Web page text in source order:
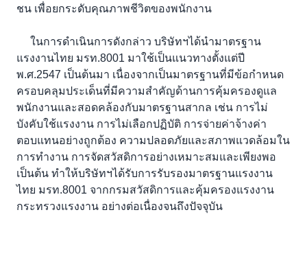
ชน เพื่อยกระดับคุณภาพชีวิตของพนักงาน
ในการดำเนินการดังกล่าว บริษัทฯได้นำมาตรฐาน
แรงงานไทย มรท.8001 มาใช้เป็นแนวทางตั้งแต่ปี
พ.ศ.2547 เป็นต้นมา เนื่องจากเป็นมาตรฐานที่มีข้อกำหนด
ครอบคลุมประเด็นที่มีความสำคัญด้านการคุ้มครองดูแล
พนักงานและสอดคล้องกับมาตรฐานสากล เช่น การไม่
บังคับใช้แรงงาน การไม่เลือกปฏิบัติ การจ่ายค่าจ้างค่า
ตอบแทนอย่างถูกต้อง ความปลอดภัยและสภาพแวดล้อมใน
การทำงาน การจัดสวัสดิการอย่างเหมาะสมและเพียงพอ
เป็นต้น ทำให้บริษัทฯได้รับการรับรองมาตรฐานแรงงาน
ไทย มรท.8001 จากกรมสวัสดิการและคุ้มครองแรงงาน
กระทรวงแรงงาน อย่างต่อเนื่องจนถึงปัจจุบัน